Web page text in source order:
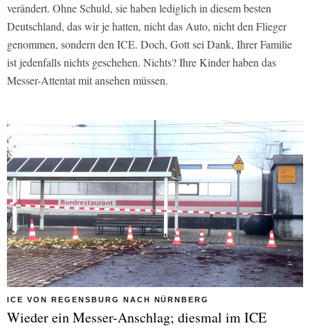
verändert. Ohne Schuld, sie haben lediglich in diesem besten
Deutschland, das wir je hatten, nicht das Auto, nicht den Flieger
genommen, sondern den ICE. Doch, Gott sei Dank, Ihrer Familie
ist jedenfalls nichts geschehen. Nichts? Ihre Kinder haben das
Messer-Attentat mit ansehen müssen.
ICE VON REGENSBURG NACH NÜRNBERG
Wieder ein Messer-Anschlag; diesmal im ICE